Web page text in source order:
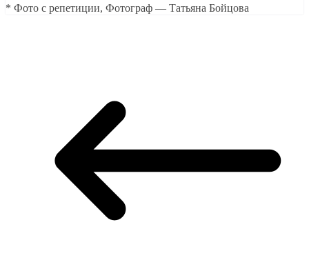
* Фото с репетиции, Фотограф — Татьяна Бойцова